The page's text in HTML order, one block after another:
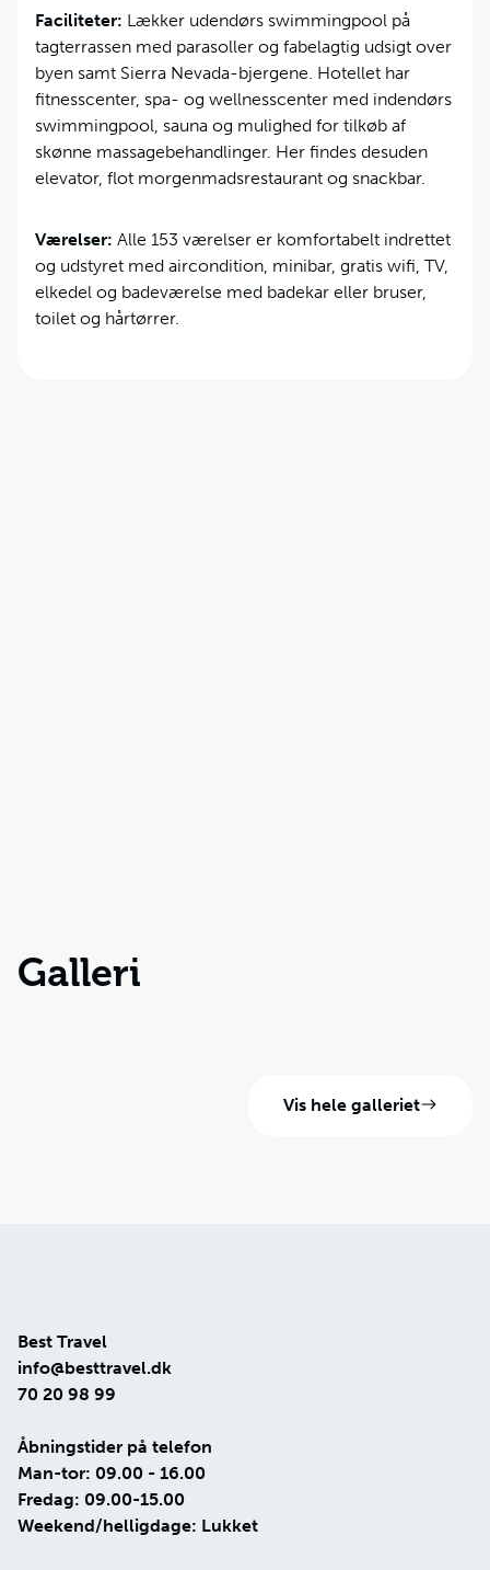
Faciliteter: Lækker udendørs swimmingpool på
tagterrassen med parasoller og fabelagtig udsigt over
byen samt Sierra Nevada-bjergene. Hotellet har
fitnesscenter, spa- og wellnesscenter med indendørs
swimmingpool, sauna og mulighed for tilkøb af
skønne massagebehandlinger. Her findes desuden
elevator, flot morgenmadsrestaurant og snackbar.
Værelser: Alle 153 værelser er komfortabelt indrettet
og udstyret med aircondition, minibar, gratis wifi, TV,
elkedel og badeværelse med badekar eller bruser,
toilet og hårtørrer.
Galleri
Vis hele galleriet
Best Travel
info@besttravel.dk
70 20 98 99
Åbningstider på telefon
Man-tor: 09.00 - 16.00
Fredag: 09.00-15.00
Weekend/helligdage: Lukket